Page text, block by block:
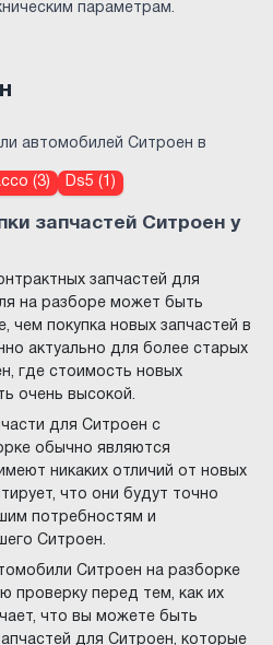
параметрам.
автомобилей Ситроен в
(3)
Ds5 (1)
запчастей Ситроен у
запчастей для
на разборе может быть
чем покупка новых запчастей в
актуально для более старых
где стоимость новых
очень высокой.
для Ситроен с
обычно являются
никаких отличий от новых
что они будут точно
потребностям и
Ситроен.
Ситроен на разборке
проверку перед тем, как их
что вы можете быть
для Ситроен, которые